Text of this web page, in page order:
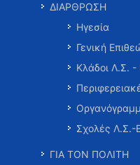
ΔΙΑΡΘΡΩΣΗ
Ηγεσία
Γενική
Κλάδοι Λ.Σ.
Σχολές Λ.Σ.-
ΓΙΑ ΤΟΝ ΠΟΛΙΤΗ